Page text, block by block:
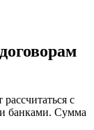
с
банками. Сумма